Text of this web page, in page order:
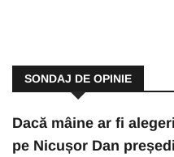
SONDAJ DE OPINIE
Dacă mâine ar fi
pe Nicușor Dan